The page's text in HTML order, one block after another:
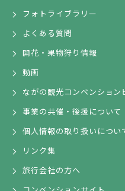
フォトライブラリー
よくある質問
開花・果物狩り情報
動画
ながの観光コンベンション
事業の共催・後援について
個人情報の取り扱いについ
リンク集
旅行会社の方へ